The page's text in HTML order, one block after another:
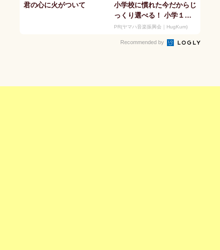
君の心に火がついて
小学校に慣れた今だからじ
っくり選べる！ 小学１年
生夏休みからの「音楽教
PR(ヤマハ音楽振興会｜HugKum)
Recommended by